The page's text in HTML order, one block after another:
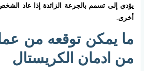
يؤدي إلى تسمم بالجرعة الزائدة إذا عاد
أخرى.
ما يمكن توقعه من
من ادمان الكريستال